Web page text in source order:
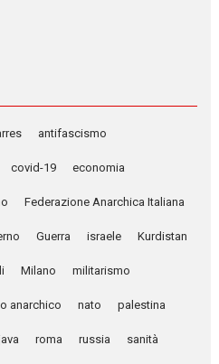
antifascismo
covid-19 economia
Federazione Anarchica Italiana
Guerra israele Kurdistan
Milano militarismo
anarchico nato palestina
roma russia sanità